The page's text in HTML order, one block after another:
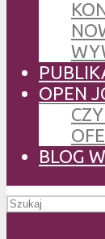
OPEN
BLOG